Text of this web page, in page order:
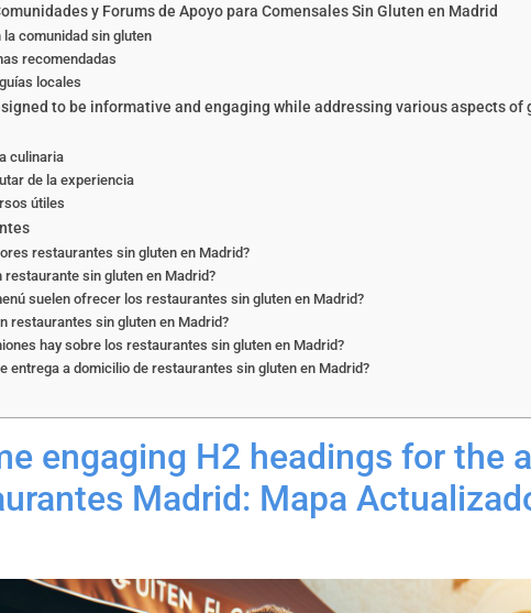
y Forums de Apoyo para Comensales Sin Gluten en Madrid
la comunidad sin gluten
recomendadas
locales
to be informative and engaging while addressing various aspects
culinaria
de la experiencia
útiles
restaurantes sin gluten en Madrid?
restaurante sin gluten en Madrid?
suelen ofrecer los restaurantes sin gluten en Madrid?
restaurantes sin gluten en Madrid?
hay sobre los restaurantes sin gluten en Madrid?
entrega a domicilio de restaurantes sin gluten en Madrid?
engaging H2 headings for the
Madrid: Mapa